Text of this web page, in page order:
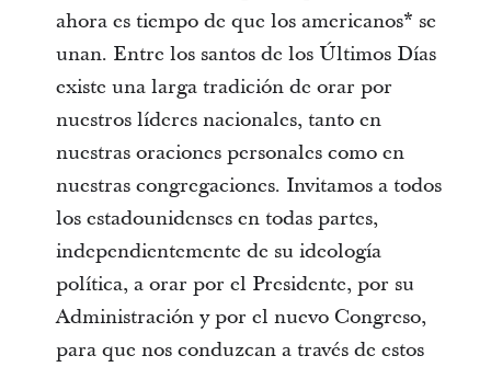
ahora es tiempo de que los americanos* se
unan. Entre los santos de los Últimos Días
existe una larga tradición de orar por
nuestros líderes nacionales, tanto en
nuestras oraciones personales como en
nuestras congregaciones. Invitamos a todos
los estadounidenses en todas partes,
independientemente de su ideología
política, a orar por el Presidente, por su
Administración y por el nuevo Congreso,
para que nos conduzcan a través de estos